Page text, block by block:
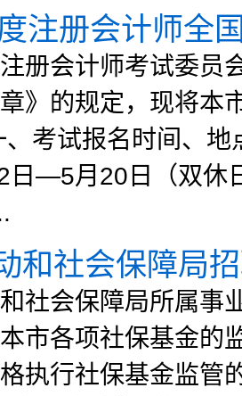
注册会计师全
册会计师考试委员
》的规定，现将本
试报名时间、
日—5月20日（双休
和社会保障局
社会保障局所属事
市各项社保基金的
执行社保基金监管